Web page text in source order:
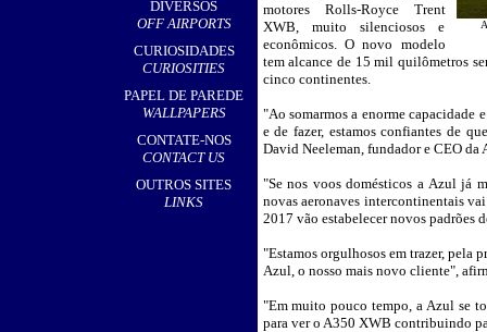
DIVERSOS
OFF AIRPORTS
CURIOSIDADES
CURIOSITIES
PAPEL DE PAREDE
WALLPAPERS
CONTATE-NOS
CONTACT US
OUTROS SITES
LINKS
motores Rolls-Royce Trent
XWB, muito silenciosos e
econômicos. O novo modelo
tem alcance de 15 mil quilômetros
cinco continentes.
"Ao somarmos a enorme capacidade
e de fazer, estamos confiantes de
David Neeleman, fundador e CEO da
"Se nos voos domésticos a Azul já
novas aeronaves intercontinentais
2017 vão estabelecer novos padrões
"Estamos orgulhosos em trazer, pela
Azul, o nosso mais novo cliente",
"Em muito pouco tempo, a Azul se
para ver o A350 XWB contribuindo